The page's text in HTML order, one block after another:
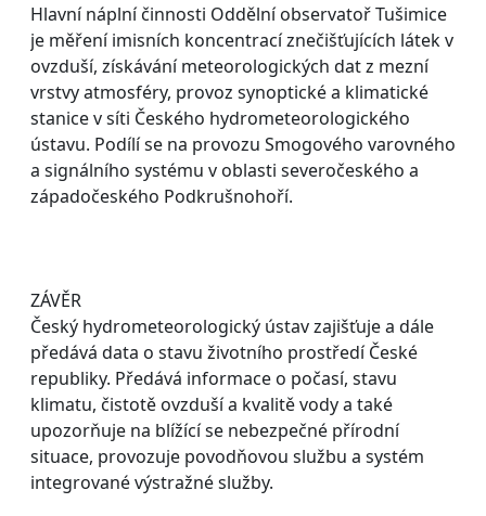
Hlavní náplní činnosti Oddělní observatoř Tušimice
je měření imisních koncentrací znečišťujících látek v
ovzduší, získávání meteorologických dat z mezní
vrstvy atmosféry, provoz synoptické a klimatické
stanice v síti Českého hydrometeorologického
ústavu. Podílí se na provozu Smogového varovného
a signálního systému v oblasti severočeského a
západočeského Podkrušnohoří.
ZÁVĚR
Český hydrometeorologický ústav zajišťuje a dále
předává data o stavu životního prostředí České
republiky. Předává informace o počasí, stavu
klimatu, čistotě ovzduší a kvalitě vody a také
upozorňuje na blížící se nebezpečné přírodní
situace, provozuje povodňovou službu a systém
integrované výstražné služby.